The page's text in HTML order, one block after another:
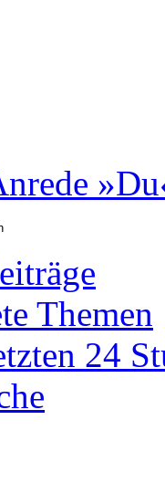
Themen
24